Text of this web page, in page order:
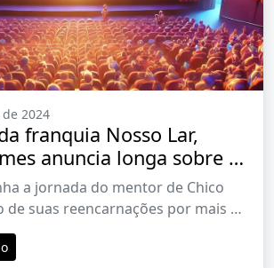
2024
franquia Nosso Lar,
anuncia longa sobre o
a jornada do mentor de Chico
de suas reencarnações por mais de